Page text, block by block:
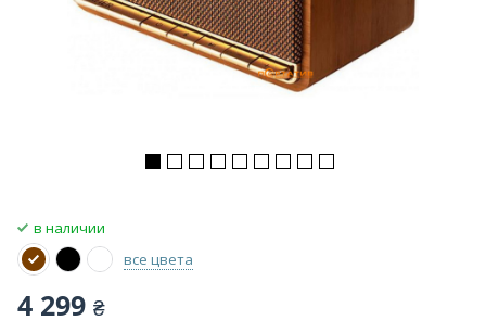
в наличии
все цвета
4 299 ₴